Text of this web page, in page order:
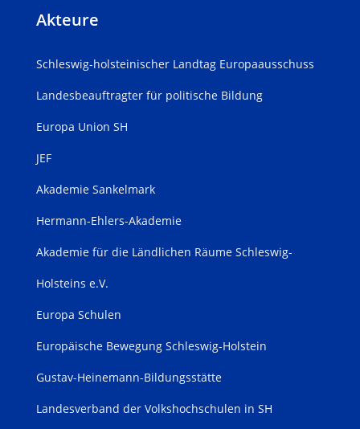
Akteure
Schleswig-holsteinischer Landtag Europaausschuss
Landesbeauftragter für politische Bildung
Europa Union SH
JEF
Akademie Sankelmark
Hermann-Ehlers-Akademie
Akademie für die Ländlichen Räume Schleswig-
Holsteins e.V.
Europa Schulen
Europäische Bewegung Schleswig-Holstein
Gustav-Heinemann-Bildungsstätte
Landesverband der Volkshochschulen in SH